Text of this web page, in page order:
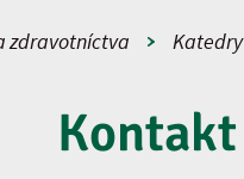
zdravotníctva Katedry
Kontakt